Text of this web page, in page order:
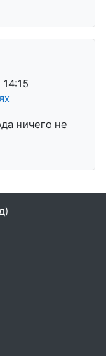
ничего не
)